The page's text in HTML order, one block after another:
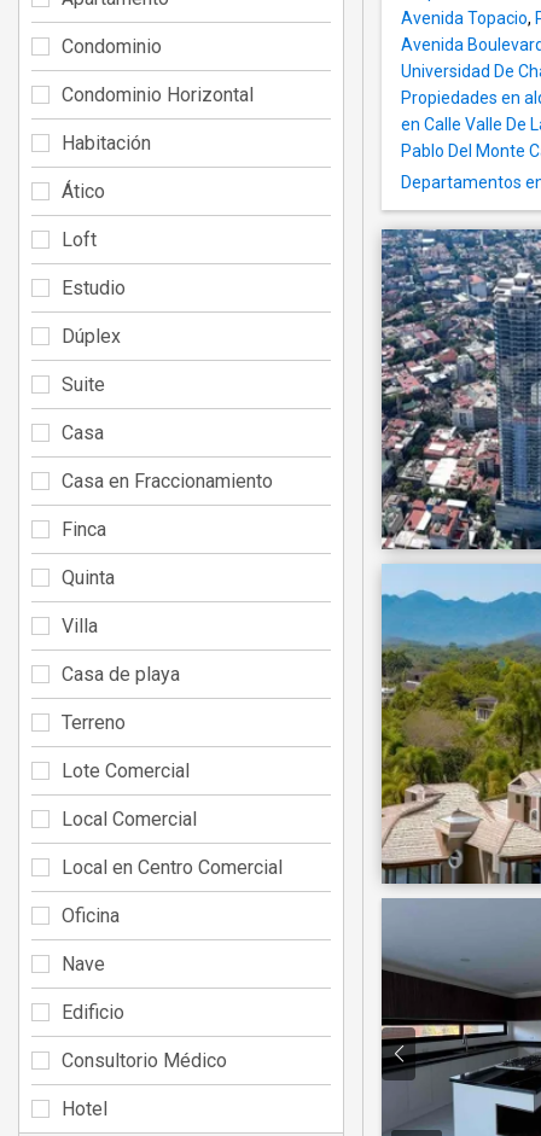
Avenida Topacio,
Avenida
Universidad De
Propiedades en
en Calle Valle De
Pablo Del Monte
Departamentos
Condominio
Condominio Horizontal
Habitación
Ático
Loft
Estudio
Dúplex
Suite
Casa
Casa en Fraccionamiento
Finca
Quinta
Villa
Casa de playa
Terreno
Lote Comercial
Local Comercial
Local en Centro Comercial
Oficina
Nave
Edificio
Consultorio Médico
Hotel